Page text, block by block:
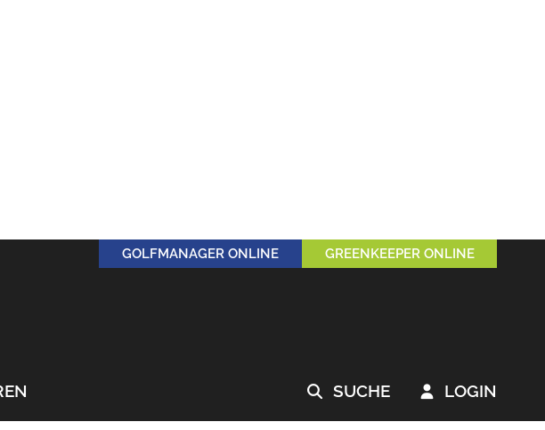
GOLFMANAGER ONLINE GREENKEEPER ONLINE
 SUCHE  LOGIN